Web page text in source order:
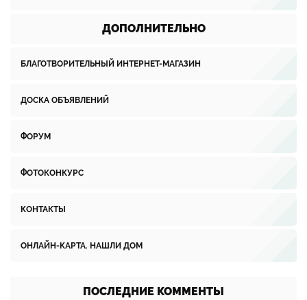
ДОПОЛНИТЕЛЬНО
БЛАГОТВОРИТЕЛЬНЫЙ ИНТЕРНЕТ-МАГАЗИН
ДОСКА ОБЪЯВЛЕНИЙ
ФОРУМ
ФОТОКОНКУРС
КОНТАКТЫ
ОНЛАЙН-КАРТА. НАШЛИ ДОМ
ПОСЛЕДНИЕ КОММЕНТЫ